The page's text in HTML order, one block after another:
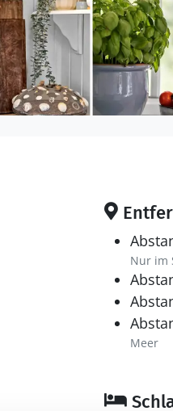
werden,
kurzen
zum weißen
sind, kannst du
einfach nur zum
aus hast du
oder mit der
Vejlby Klit
sie direkt bei uns
Nur im
Meer